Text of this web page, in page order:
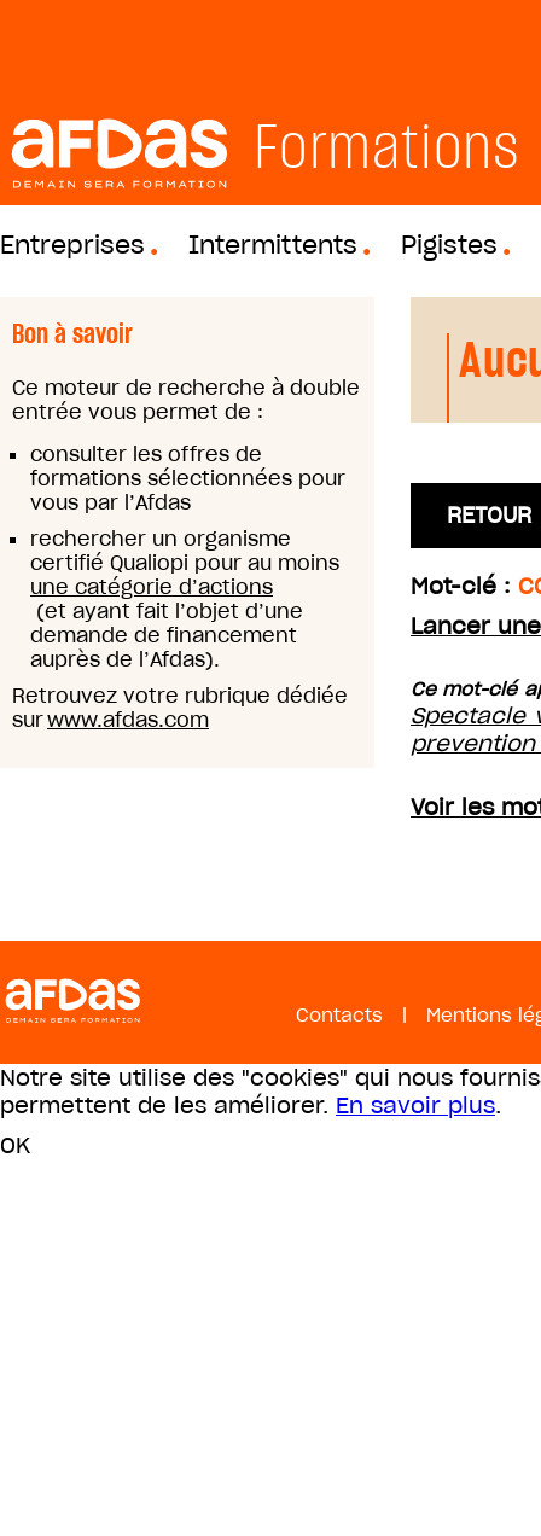
Formations
Entreprises Intermittents Pigistes
Bon à savoir
Ce moteur de recherche à double
entrée vous permet de :
consulter les offres de
formations sélectionnées pour
vous par l’Afdas
rechercher un organisme
certifié Qualiopi pour au moins
une catégorie d’actions
(et ayant fait l’objet d’une
demande de financement
auprès de l’Afdas).
Retrouvez votre rubrique dédiée
surwww.afdas.com
RETOUR
Mot-clé :
Lancer
Ce mot-clé
Spectacle
Voir les
Contacts | Mentions
Notre site utilise des "cookies" qui nous
permettent de les améliorer. En savoir plus.
OK